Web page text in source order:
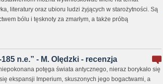
literatury oraz ubioru ludzi żyjących w starożytności. Są
bólu i tęsknoty za zmarłym, a także próbą
n.e.” - M. Olędzki - recenzja
potęga świata antycznego, nieraz borykało się
ekspansji Imperium, skuszonych jego bogactwami, a